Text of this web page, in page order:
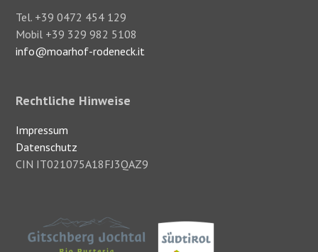
Tel. +39 0472 454 129
Mobil +39 329 982 5108
info@moarhof-rodeneck.it
Rechtliche Hinweise
Impressum
Datenschutz
CIN IT021075A18FJ3QAZ9